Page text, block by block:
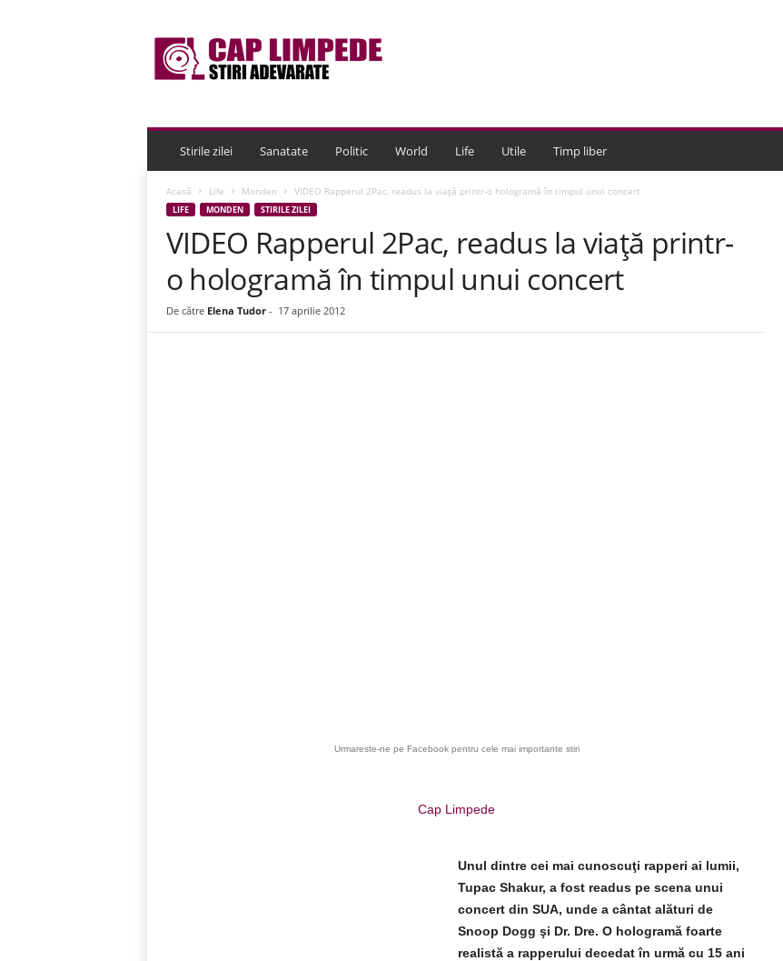
p
d
Stirile zilei Sanatate Politic World Life Utile Timp liber
Acasă Life Monden VIDEO Rapperul 2Pac, readus la viaţă printr-o hologramă în timpul unui concert
LIFE MONDEN STIRILE ZILEI
VIDEO Rapperul 2Pac, readus la viaţă printr-
o hologramă în timpul unui concert
De către Elena Tudor- 17 aprilie 2012
Urmareste-ne pe Facebook pentru cele mai importante stiri
Cap Limpede
Unul dintre cei mai cunoscuţi rapperi ai lumii,
Tupac Shakur, a fost readus pe scena unui
concert din SUA, unde a cântat alături de
Snoop Dogg şi Dr. Dre. O hologramă foarte
realistă a rapperului decedat în urmă cu 15 ani